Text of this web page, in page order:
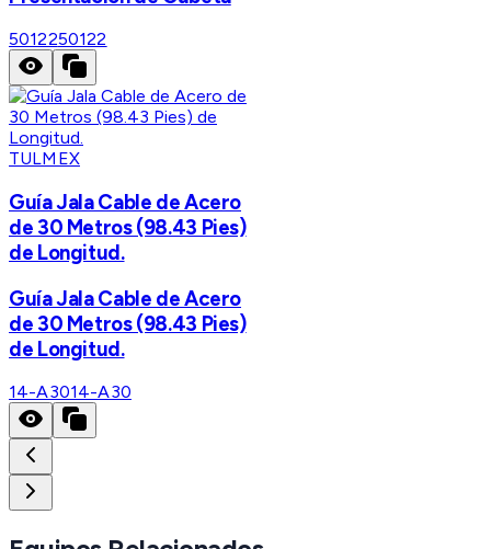
5012250122
TULMEX
Guía Jala Cable de Acero
de 30 Metros (98.43 Pies)
de Longitud.
Guía Jala Cable de Acero
de 30 Metros (98.43 Pies)
de Longitud.
14-A3014-A30